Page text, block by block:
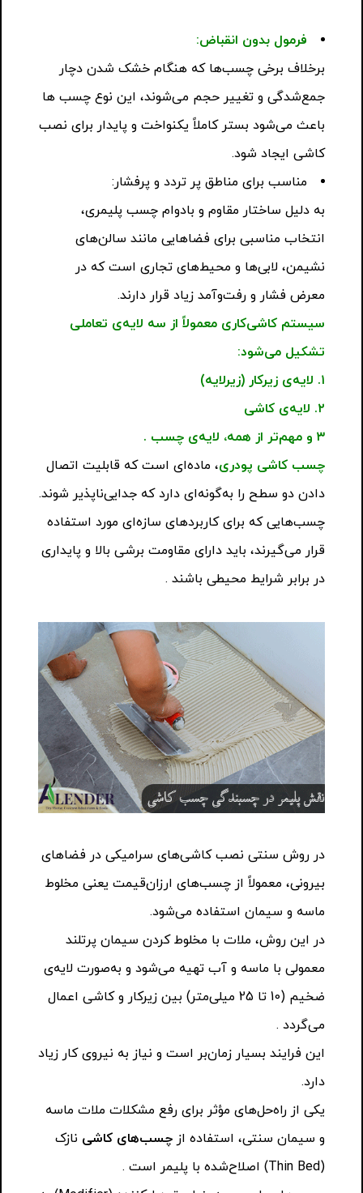
فرمول بدون انقباض:
برخلاف برخی چسب‌ها که هنگام خشک شدن دچار
جمع‌شدگی و تغییر حجم می‌شوند، این نوع چسب ها
باعث می‌شود بستر کاملاً یکنواخت و پایدار برای نصب
کاشی ایجاد شود.
مناسب برای مناطق پر تردد و پرفشار:
به دلیل ساختار مقاوم و بادوام چسب پلیمری،
انتخاب مناسبی برای فضاهایی مانند سالن‌های
نشیمن، لابی‌ها و محیط‌های تجاری است که در
معرض فشار و رفت‌وآمد زیاد قرار دارند.
سیستم کاشی‌کاری معمولاً از سه لایه‌ی تعاملی
تشکیل می‌شود:
۱. لایه‌ی زیرکار (زیرلایه)
۲. لایه‌ی کاشی
۳ و مهم‌تر از همه، لایه‌ی چسب .
چسب کاشی پودری، ماده‌ای است که قابلیت اتصال
دادن دو سطح را به‌گونه‌ای دارد که جدایی‌ناپذیر شوند.
چسب‌هایی که برای کاربردهای سازه‌ای مورد استفاده
قرار می‌گیرند، باید دارای مقاومت برشی بالا و پایداری
در برابر شرایط محیطی باشند .
در روش سنتی نصب کاشی‌های سرامیکی در فضاهای
بیرونی، معمولاً از چسب‌های ارزان‌قیمت یعنی مخلوط
ماسه و سیمان استفاده می‌شود.
در این روش، ملات با مخلوط کردن سیمان پرتلند
معمولی با ماسه و آب تهیه می‌شود و به‌صورت لایه‌ی
ضخیم (10 تا 25 میلی‌متر) بین زیرکار و کاشی اعمال
می‌گردد .
این فرایند بسیار زمان‌بر است و نیاز به نیروی کار زیاد
دارد.
یکی از راه‌حل‌های مؤثر برای رفع مشکلات ملات ماسه
و سیمان سنتی، استفاده از چسب‌های کاشی نازک
(Thin Bed) اصلاح‌شده با پلیمر است .